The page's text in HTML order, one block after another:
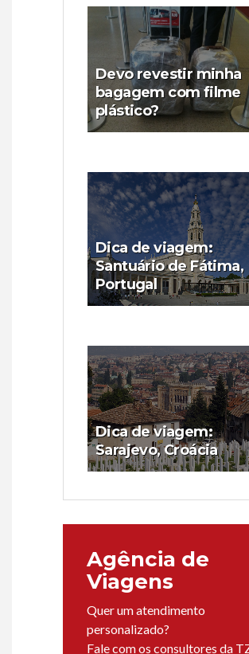
Devo revestir minha
bagagem com filme
plástico?
Dica de viagem:
Santuário de Fátima,
Portugal
Dica de viagem:
Sarajevo, Croácia
Agência de
Viagens
Quer um atendimento
personalizado?
Fale com os consultores da